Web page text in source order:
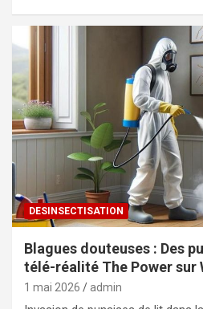
DESINSECTISATION
Blagues douteuses : Des
télé-réalité The Power sur
1 mai 2026 admin